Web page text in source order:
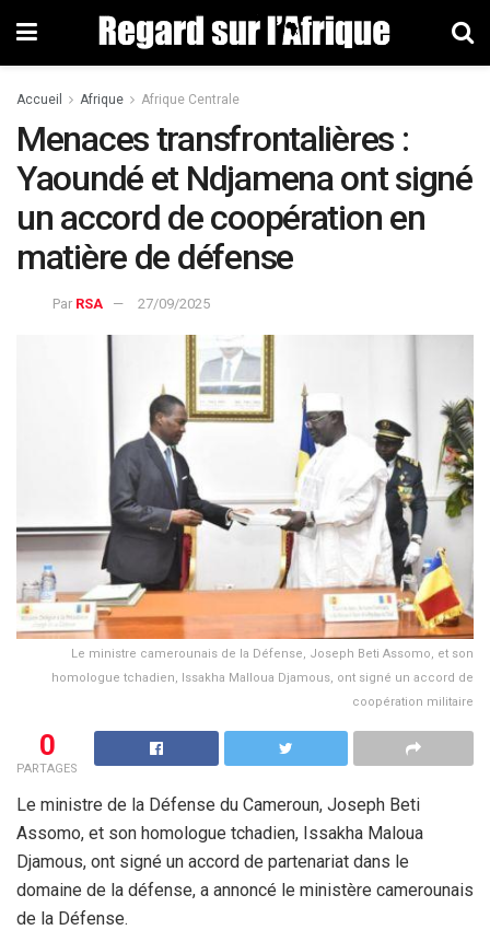
Accueil Afrique Afrique Centrale
Menaces transfrontalières :
Yaoundé et Ndjamena ont signé
un accord de coopération en
matière de défense
Par RSA 27/09/2025
Le ministre camerounais de la Défense, Joseph Beti Assomo, et son
homologue tchadien, Issakha Malloua Djamous, ont signé un accord de
coopération militaire
0
PARTAGES
Le ministre de la Défense du Cameroun, Joseph Beti
Assomo, et son homologue tchadien, Issakha Maloua
Djamous, ont signé un accord de partenariat dans le
domaine de la défense, a annoncé le ministère camerounais
de la Défense.